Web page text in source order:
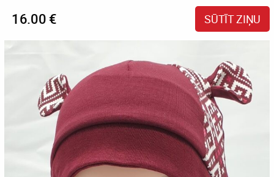
16.00 € SŪTĪT ZIŅU